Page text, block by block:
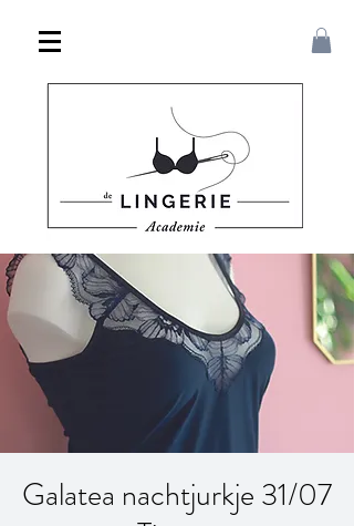
Galatea nachtjurkje 31/07